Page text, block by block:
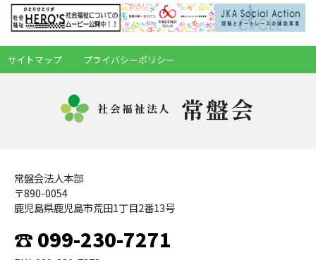
サイトマップ プライバシーポリシー
社会福祉法人 常盤会
常盤会法人本部
〒890-0054
鹿児島県鹿児島市荒田1丁目2番13号
☎ 099-230-7271